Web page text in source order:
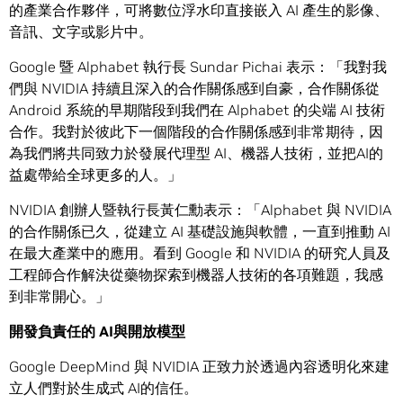
的產業合作夥伴，可將數位浮水印直接嵌入 AI 產生的影像、
音訊、文字或影片中。
Google 暨 Alphabet 執行長 Sundar Pichai 表示：「我對我
們與 NVIDIA 持續且深入的合作關係感到自豪，合作關係從
Android 系統的早期階段到我們在 Alphabet 的尖端 AI 技術
合作。我對於彼此下一個階段的合作關係感到非常期待，因
為我們將共同致力於發展代理型 AI、機器人技術，並把AI的
益處帶給全球更多的人。」
NVIDIA 創辦人暨執行長黃仁勳表示：「Alphabet 與 NVIDIA
的合作關係已久，從建立 AI 基礎設施與軟體，一直到推動 AI
在最大產業中的應用。看到 Google 和 NVIDIA 的研究人員及
工程師合作解決從藥物探索到機器人技術的各項難題，我感
到非常開心。」
開發負責任的 AI與開放模型
Google DeepMind 與 NVIDIA 正致力於透過內容透明化來建
立人們對於生成式 AI的信任。